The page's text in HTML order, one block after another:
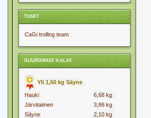
TIIMIT
CaGi trolling team
SUURIMMAT KALAT
Yli 1,50 kg Säyne
Hauki
6,68 kg
Järvitaimen
3,86 kg
Säyne
2,10 kg